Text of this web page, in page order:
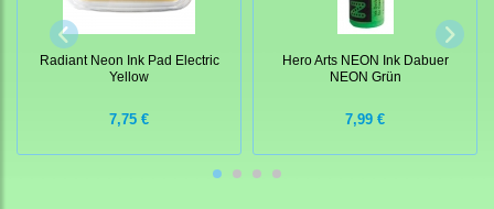
Radiant Neon Ink Pad Electric
Yellow
7,75 €
Hero Arts NEON Ink Dabuer
NEON Grün
7,99 €